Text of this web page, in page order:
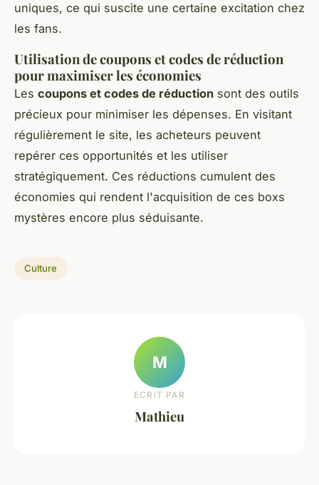
uniques, ce qui suscite une certaine excitation chez
les fans.
Utilisation de coupons et codes de réduction
pour maximiser les économies
Les coupons et codes de réduction sont des outils
précieux pour minimiser les dépenses. En visitant
régulièrement le site, les acheteurs peuvent
repérer ces opportunités et les utiliser
stratégiquement. Ces réductions cumulent des
économies qui rendent l'acquisition de ces boxs
mystères encore plus séduisante.
Culture
M
ECRIT PAR
Mathieu